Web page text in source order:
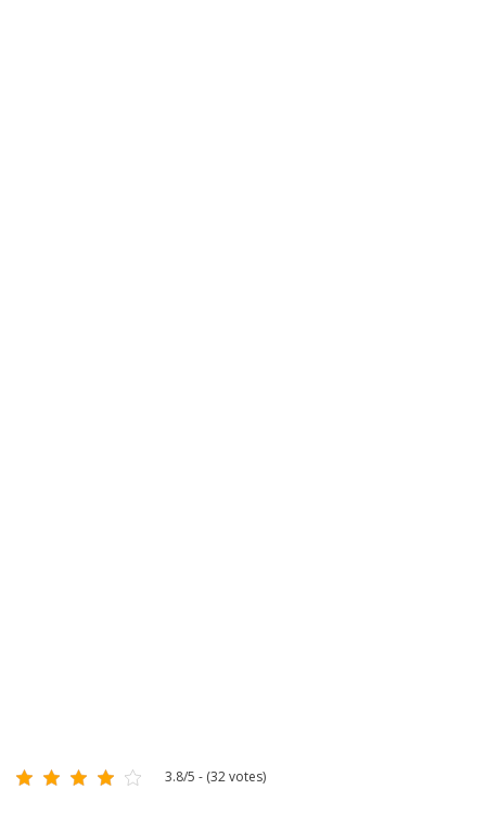
3.8/5 - (32 votes)